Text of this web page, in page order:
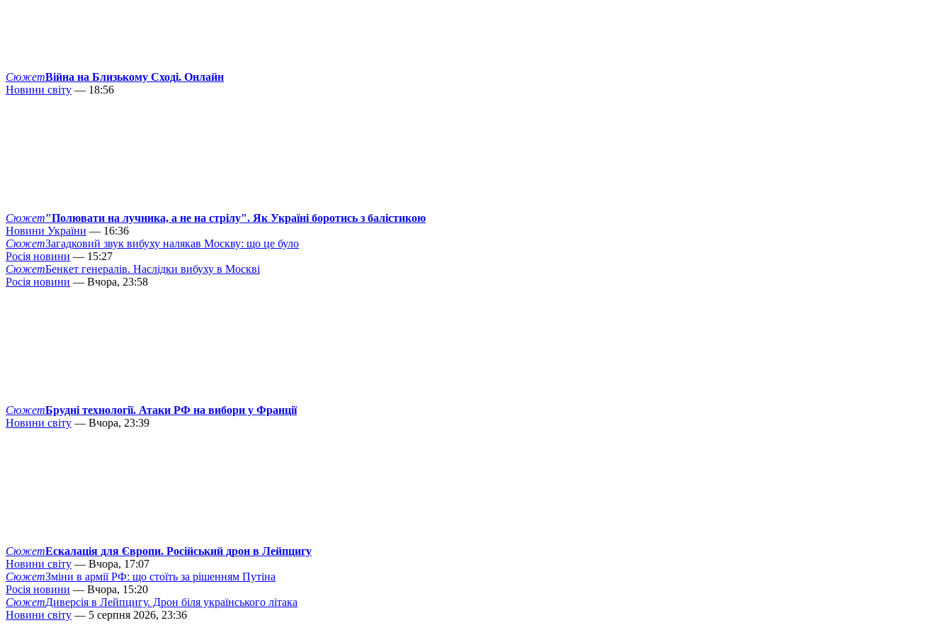
СюжетВійна на Близькому Сході. Онлайн
Новини світу — 18:56
Сюжет"Полювати на лучника, а не на стрілу". Як Україні боротись з балістикою
Новини України — 16:36
СюжетЗагадковий звук вибуху налякав Москву: що це було
Росія новини — 15:27
СюжетБенкет генералів. Наслідки вибуху в Москві
Росія новини — Вчора, 23:58
СюжетБрудні технології. Атаки РФ на вибори у Франції
Новини світу — Вчора, 23:39
СюжетЕскалація для Європи. Російський дрон в Лейпцигу
Новини світу — Вчора, 17:07
СюжетЗміни в армії РФ: що стоїть за рішенням Путіна
Росія новини — Вчора, 15:20
СюжетДиверсія в Лейпцигу. Дрон біля українського літака
Новини світу — 5 серпня 2026, 23:36